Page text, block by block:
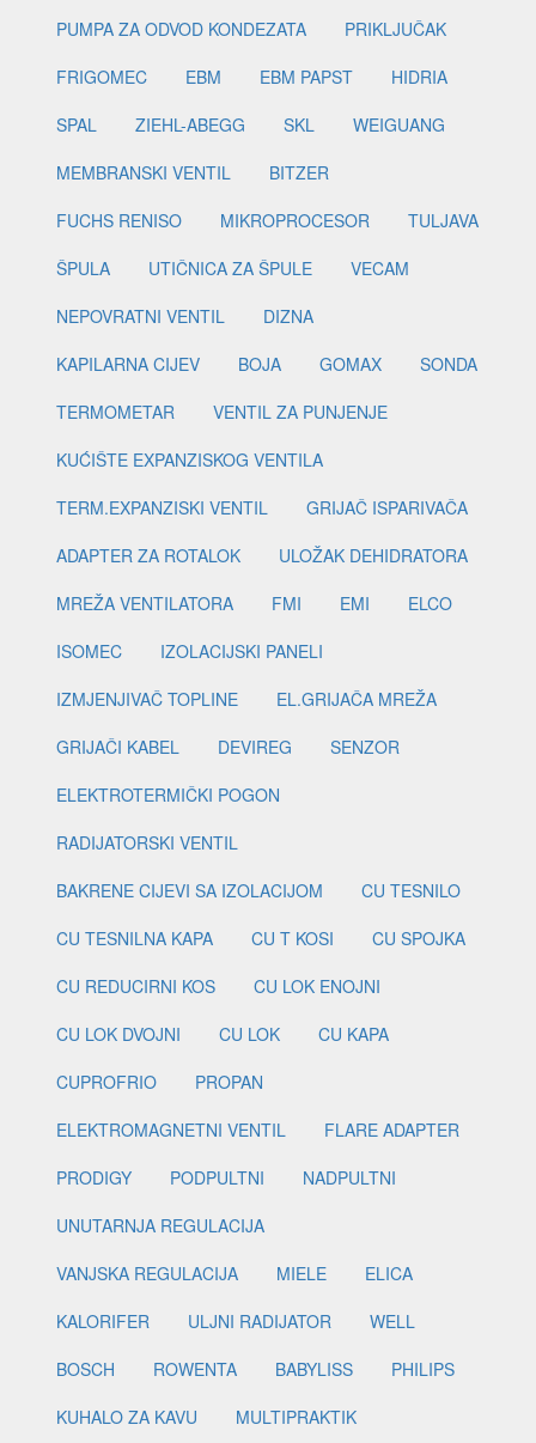
PUMPA ZA ODVOD KONDEZATA
PRIKLJUČAK
FRIGOMEC
EBM EBM PAPST
HIDRIA
SPAL
ZIEHL-ABEGG SKL
WEIGUANG
MEMBRANSKI VENTIL
BITZER
FUCHS RENISO
MIKROPROCESOR
TULJAVA
ŠPULA
UTIČNICA ZA ŠPULE
VECAM
NEPOVRATNI VENTIL
DIZNA
KAPILARNA CIJEV
BOJA GOMAX
SONDA
TERMOMETAR
VENTIL ZA PUNJENJE
KUĆIŠTE EXPANZISKOG VENTILA
TERM.EXPANZISKI VENTIL
GRIJAČ ISPARIVAČA
ADAPTER ZA ROTALOK
ULOŽAK DEHIDRATORA
MREŽA VENTILATORA
FMI EMI
ELCO
ISOMEC
IZOLACIJSKI PANELI
IZMJENJIVAČ TOPLINE
EL.GRIJAČA MREŽA
GRIJAČI KABEL
DEVIREG
SENZOR
ELEKTROTERMIČKI POGON
RADIJATORSKI VENTIL
BAKRENE CIJEVI SA IZOLACIJOM
CU TESNILO
CU TESNILNA KAPA
CU T KOSI
CU SPOJKA
CU REDUCIRNI KOS
CU LOK ENOJNI
CU LOK DVOJNI
CU LOK
CU KAPA
CUPROFRIO
PROPAN
ELEKTROMAGNETNI VENTIL
FLARE ADAPTER
PRODIGY
PODPULTNI
NADPULTNI
UNUTARNJA REGULACIJA
VANJSKA REGULACIJA
MIELE
ELICA
KALORIFER
ULJNI RADIJATOR
WELL
BOSCH
ROWENTA BABYLISS
PHILIPS
KUHALO ZA KAVU
MULTIPRAKTIK